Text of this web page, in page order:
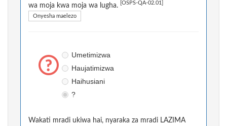
wa moja kwa moja wa lugha.
[OSPS-QA-02.01]
Onyesha maelezo
Umetimizwa
Haujatimizwa
Haihusiani
?
Wakati mradi ukiwa hai, nyaraka za mradi LAZIMA